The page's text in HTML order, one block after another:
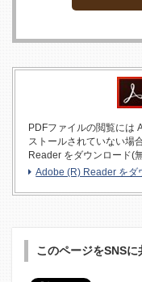
PDFファイルの閲覧には
ストールされていない場
Reader をダウンロード(
Adobe (R) Reader をダ
このページをSNSに